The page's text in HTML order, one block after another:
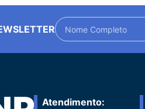
Atendimento: